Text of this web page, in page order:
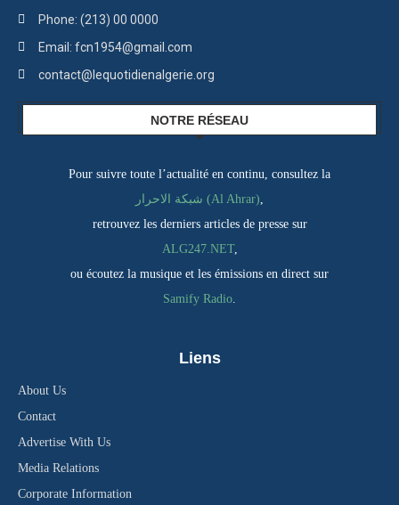
Phone: (213) 00 0000
Email: fcn1954@gmail.com
contact@lequotidienalgerie.org
NOTRE RÉSEAU
Pour suivre toute l’actualité en continu, consultez la
شبكة الاحرار (Al Ahrar),
retrouvez les derniers articles de presse sur
ALG247.NET,
ou écoutez la musique et les émissions en direct sur
Samify Radio.
Liens
About Us
Contact
Advertise With Us
Media Relations
Corporate Information